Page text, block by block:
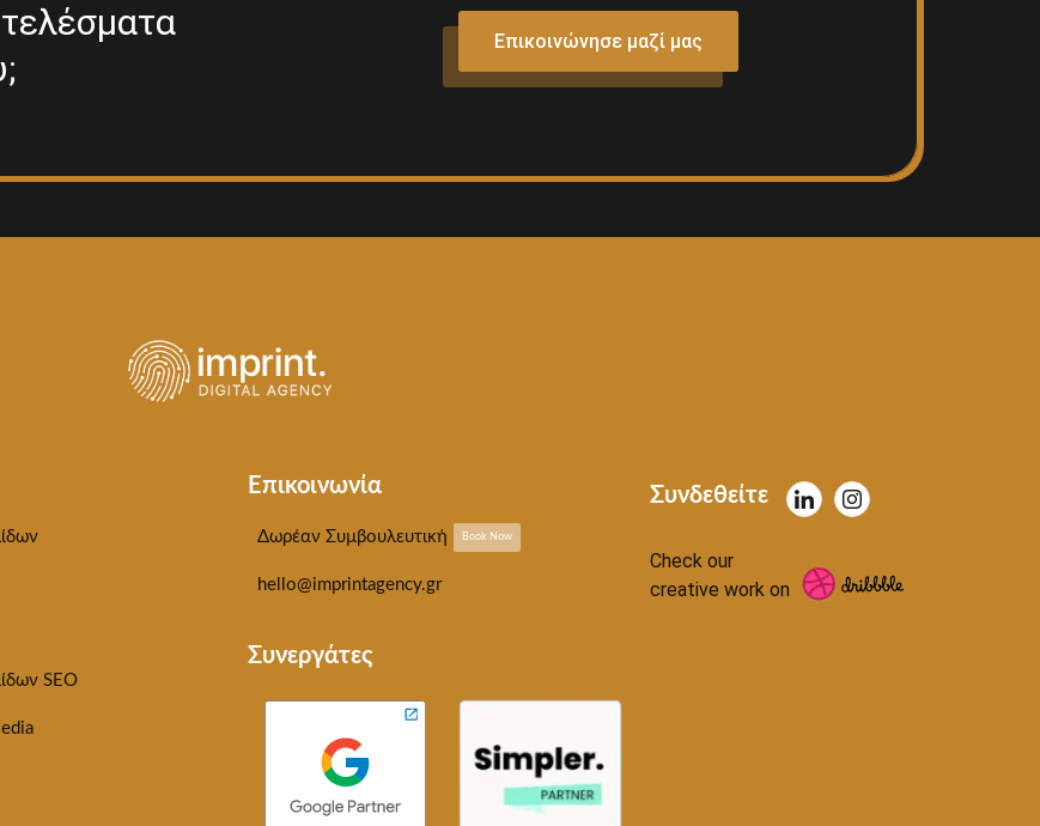
Επικοινώνησε μαζί μας
SEO
Επικοινωνία
Δωρέαν Συμβουλευτική Book Now
hello@imprintagency.gr
Συνεργάτες
Συνδεθείτε
Check our
creative work on